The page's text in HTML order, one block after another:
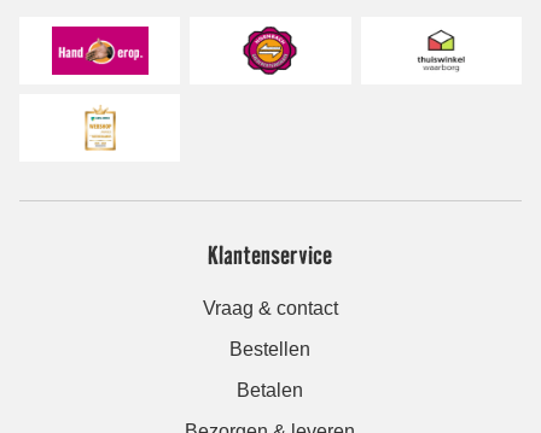
Klantenservice
Vraag & contact
Bestellen
Betalen